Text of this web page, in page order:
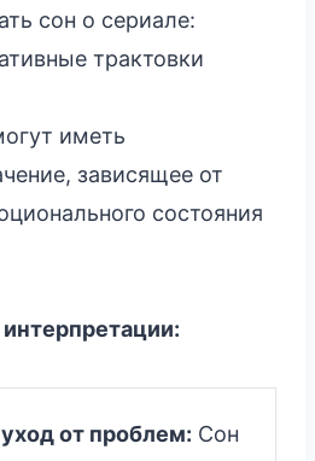
сон о сериале:
трактовки
иметь
зависящее от
состояния
от проблем: Сон